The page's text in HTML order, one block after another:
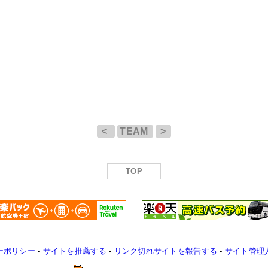
< TEAM >
TOP
ポリシー - サイトを推薦する - リンク切れサイトを報告する - サイト管理